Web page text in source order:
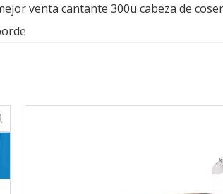
venta cantante 300u cabeza de